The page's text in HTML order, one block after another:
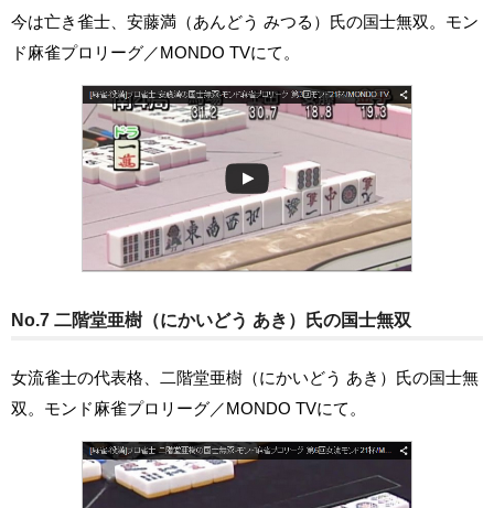
今は亡き雀士、安藤満（あんどう みつる）氏の国士無双。モン
ド麻雀プロリーグ／MONDO TVにて。
No.7 二階堂亜樹（にかいどう あき）氏の国士無双
女流雀士の代表格、二階堂亜樹（にかいどう あき）氏の国士無
双。モンド麻雀プロリーグ／MONDO TVにて。